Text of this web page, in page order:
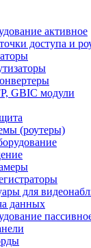
активное
доступа и
GBIC модули
(роутеры)
для
данных